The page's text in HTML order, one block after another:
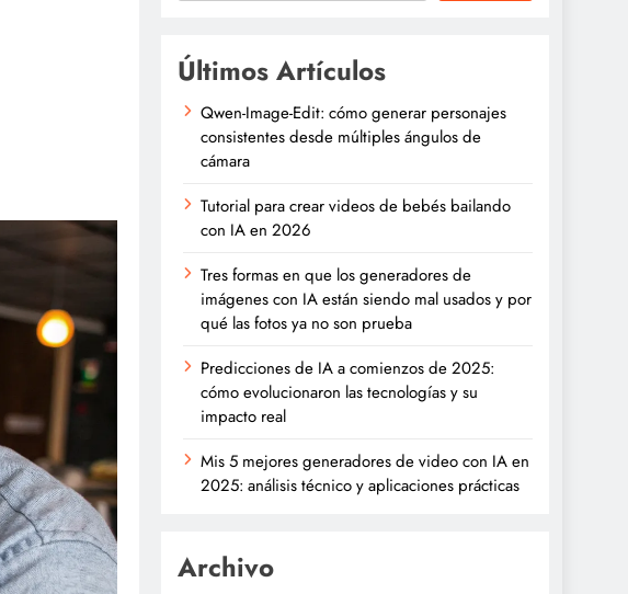
Últimos Artículos
Qwen-Image-Edit: cómo generar personajes
consistentes desde múltiples ángulos de
cámara
Tutorial para crear videos de bebés bailando
con IA en 2026
Tres formas en que los generadores de
imágenes con IA están siendo mal usados y por
qué las fotos ya no son prueba
Predicciones de IA a comienzos de 2025:
cómo evolucionaron las tecnologías y su
impacto real
Mis 5 mejores generadores de video con IA en
2025: análisis técnico y aplicaciones prácticas
Archivo